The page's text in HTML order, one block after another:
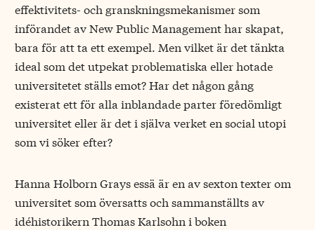
effektivitets- och granskningsmekanismer som
införandet av New Public Management har skapat,
bara för att ta ett exempel. Men vilket är det tänkta
ideal som det utpekat problematiska eller hotade
universitetet ställs emot? Har det någon gång
existerat ett för alla inblandade parter föredömligt
universitet eller är det i själva verket en social utopi
som vi söker efter?
Hanna Holborn Grays essä är en av sexton texter om
universitet som översatts och sammanställts av
idéhistorikern Thomas Karlsohn i boken